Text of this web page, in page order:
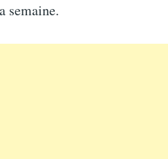
semaine.